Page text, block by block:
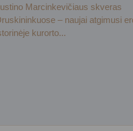
Marcinkevičiaus skveras
– naujai atgimusi
kurorto...